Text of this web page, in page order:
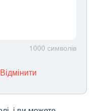
1000 символів
Відмінити